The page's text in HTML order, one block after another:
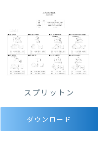
スプリットン
ダウンロード